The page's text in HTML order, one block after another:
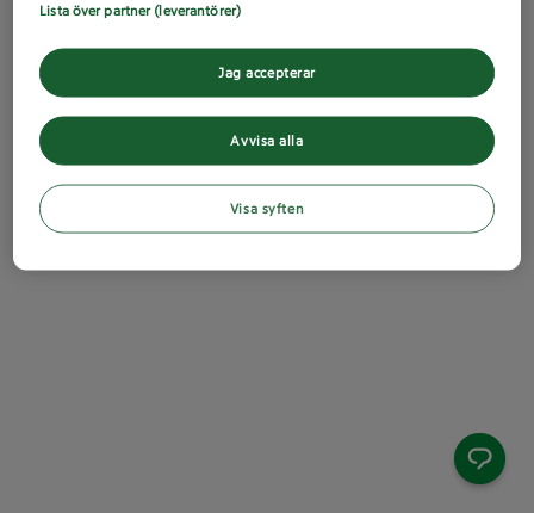
Lista över partner (leverantörer)
Avvisa alla
Jag accepterar
Visa syften